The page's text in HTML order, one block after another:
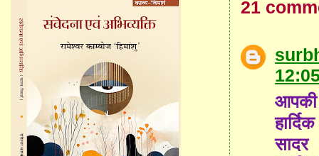
21
आपकी
सादर